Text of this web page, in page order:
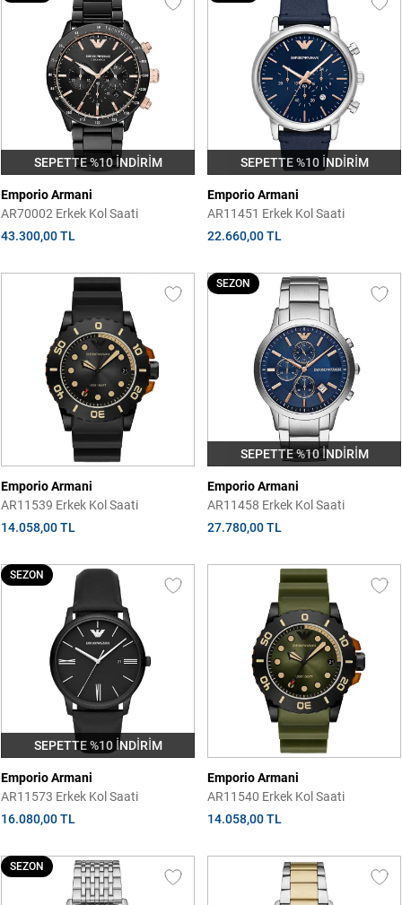
SEPETTE %10 İNDİRİM
Emporio Armani
AR70002 Erkek Kol Saati
43.300,00 TL
SEPETTE %10 İNDİRİM
Emporio Armani
AR11451 Erkek Kol Saati
22.660,00 TL
Emporio Armani
AR11539 Erkek Kol Saati
14.058,00 TL
SEPETTE %10 İNDİRİM
SEZON
Emporio Armani
AR11458 Erkek Kol Saati
27.780,00 TL
SEPETTE %10 İNDİRİM
SEZON
Emporio Armani
AR11573 Erkek Kol Saati
16.080,00 TL
Emporio Armani
AR11540 Erkek Kol Saati
14.058,00 TL
SEZON